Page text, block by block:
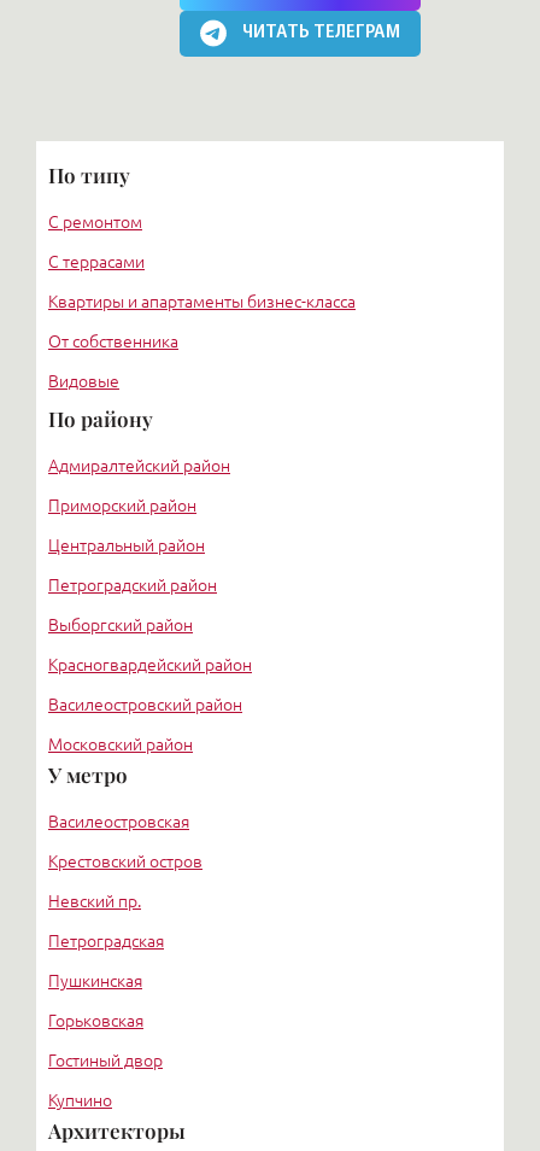
ЧИТАТЬ ТЕЛЕГРАМ
По типу
С ремонтом
С террасами
Квартиры и апартаменты бизнес-класса
От собственника
Видовые
По району
Адмиралтейский район
Приморский район
Центральный район
Петроградский район
Выборгский район
Красногвардейский район
Василеостровский район
Московский район
Курортный район
У метро
Василеостровская
Крестовский остров
Невский пр.
Петроградская
Пушкинская
Горьковская
Гостиный двор
Купчино
Московская
Архитекторы